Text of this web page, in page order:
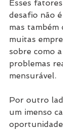
Esses
desafio não
mas
muitas
sobre como
problemas
mensurável.
Por outro
um imenso